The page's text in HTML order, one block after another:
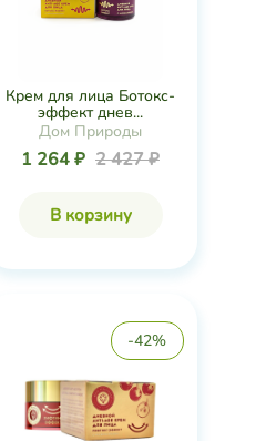
Крем для лица Ботокс-
эффект днев...
Дом Природы
1 264 ₽ 2 427 ₽
В корзину
-42%